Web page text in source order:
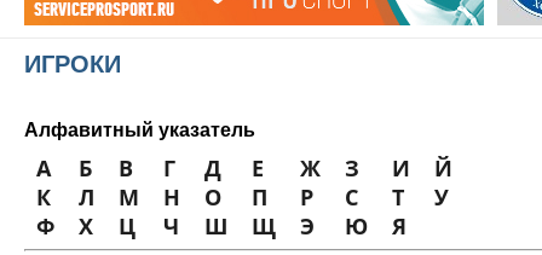
ИГРОКИ
Алфавитный указатель
А Б В Г Д Е Ж З И
Й
К
Л М Н О П Р С Т
У
Ф
Х Ц Ч Ш Щ Э Ю Я